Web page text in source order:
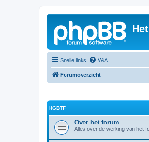
Snelle links V&A
Forumoverzicht
HGBTF
Over het forum
Alles over de werking van het